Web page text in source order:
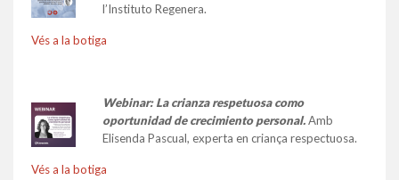
l’Instituto Regenera.
Vés a la botiga
Webinar: La crianza respetuosa como
oportunidad de crecimiento personal.Amb
Elisenda Pascual, experta en criança respectuosa.
Vés a la botiga